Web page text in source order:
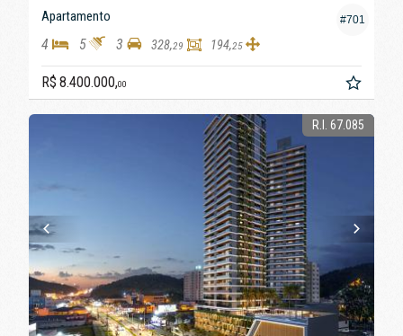
#701
Apartamento
4 5 3 328,29 194,25
R$ 8.400.000,00
R.I. 67.085